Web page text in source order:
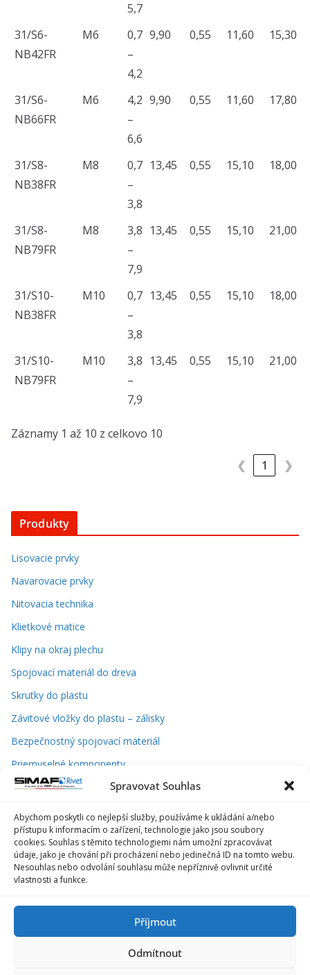
Spravovat Souhlas
Abychom poskytli co nejlepší služby, používáme k ukládání a/nebo
přístupu k informacím o zařízení, technologie jako jsou soubory
cookies. Souhlas s těmito technologiemi nám umožní zpracovávat
údaje, jako je chování při procházení nebo jedinečná ID na tomto webu.
Nesouhlas nebo odvolání souhlasu může nepříznivě ovlivnit určité
vlastnosti a funkce.
Příjmout
Odmítnout
5,7
31/S6-
NB42FR
M6
0,7
–
4,2
9,90 0,55 11,60 15,30
31/S6-
NB66FR
M6
4,2
–
6,6
9,90 0,55 11,60 17,80
31/S8-
NB38FR
M8
0,7
–
3,8
13,45 0,55 15,10 18,00
31/S8-
NB79FR
M8
3,8
–
7,9
13,45 0,55 15,10 21,00
31/S10-
NB38FR
M10
0,7
–
3,8
13,45 0,55 15,10 18,00
31/S10-
NB79FR
M10
3,8
–
7,9
13,45 0,55 15,10 21,00
Záznamy 1 až 10 z celkovo 10
❮ 1 ❯
Produkty
Lisovacie prvky
Navarovacie prvky
Nitovacia technika
Klietkové matice
Klipy na okraj plechu
Spojovací materiál do dreva
Skrutky do plastu
Závitové vložky do plastu – zálisky
Bezpečnostný spojovací materiál
Priemyselné komponenty
Náradie a nástroje